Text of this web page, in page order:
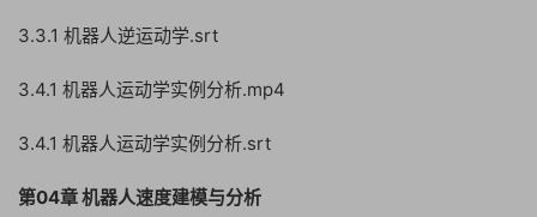
3.3.1 机器人逆运动学.srt
3.4.1 机器人运动学实例分析.mp4
3.4.1 机器人运动学实例分析.srt
第04章 机器人速度建模与分析